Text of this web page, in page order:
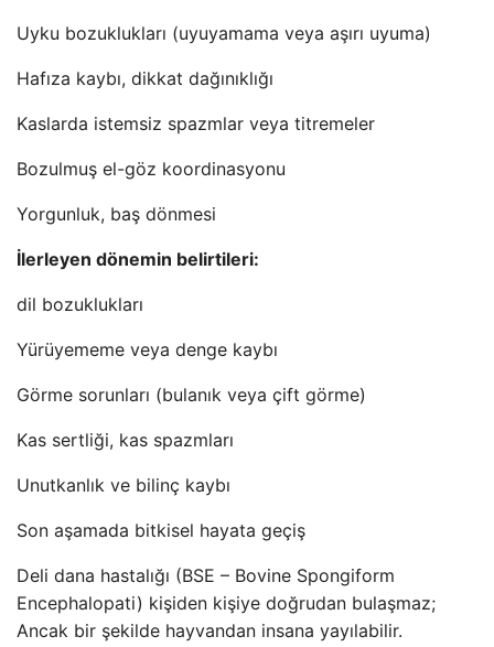
Uyku bozuklukları (uyuyamama veya aşırı uyuma)
Hafıza kaybı, dikkat dağınıklığı
Kaslarda istemsiz spazmlar veya titremeler
Bozulmuş el-göz koordinasyonu
Yorgunluk, baş dönmesi
İlerleyen dönemin belirtileri:
dil bozuklukları
Yürüyememe veya denge kaybı
Görme sorunları (bulanık veya çift görme)
Kas sertliği, kas spazmları
Unutkanlık ve bilinç kaybı
Son aşamada bitkisel hayata geçiş
Deli dana hastalığı (BSE – Bovine Spongiform
Encephalopati) kişiden kişiye doğrudan bulaşmaz;
Ancak bir şekilde hayvandan insana yayılabilir.